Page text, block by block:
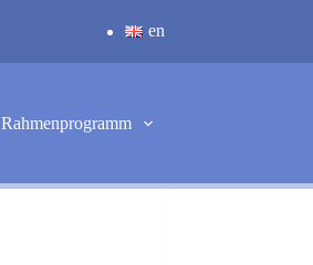
en
Rahmenprogramm